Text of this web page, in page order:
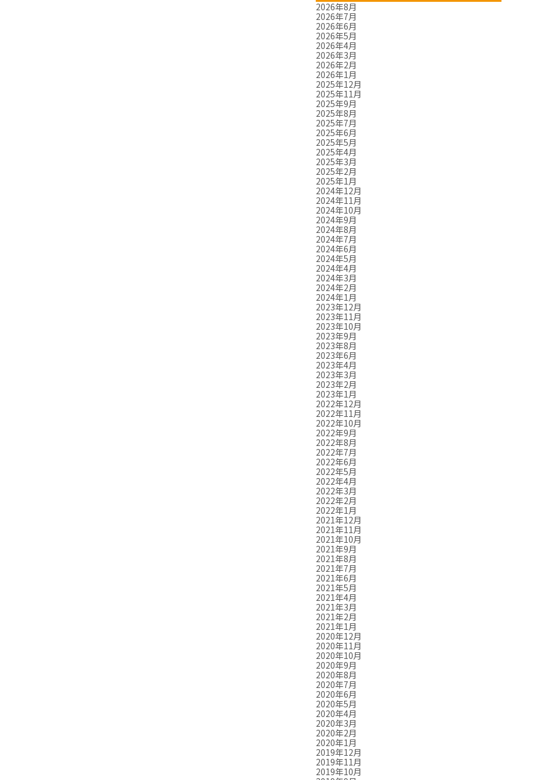
2026年8月
2026年7月
2026年6月
2026年5月
2026年4月
2026年3月
2026年2月
2026年1月
2025年12月
2025年11月
2025年9月
2025年8月
2025年7月
2025年6月
2025年5月
2025年4月
2025年3月
2025年2月
2025年1月
2024年12月
2024年11月
2024年10月
2024年9月
2024年8月
2024年7月
2024年6月
2024年5月
2024年4月
2024年3月
2024年2月
2024年1月
2023年12月
2023年11月
2023年10月
2023年9月
2023年8月
2023年6月
2023年4月
2023年3月
2023年2月
2023年1月
2022年12月
2022年11月
2022年10月
2022年9月
2022年8月
2022年7月
2022年6月
2022年5月
2022年4月
2022年3月
2022年2月
2022年1月
2021年12月
2021年11月
2021年10月
2021年9月
2021年8月
2021年7月
2021年6月
2021年5月
2021年4月
2021年3月
2021年2月
2021年1月
2020年12月
2020年11月
2020年10月
2020年9月
2020年8月
2020年7月
2020年6月
2020年5月
2020年4月
2020年3月
2020年2月
2020年1月
2019年12月
2019年11月
2019年10月